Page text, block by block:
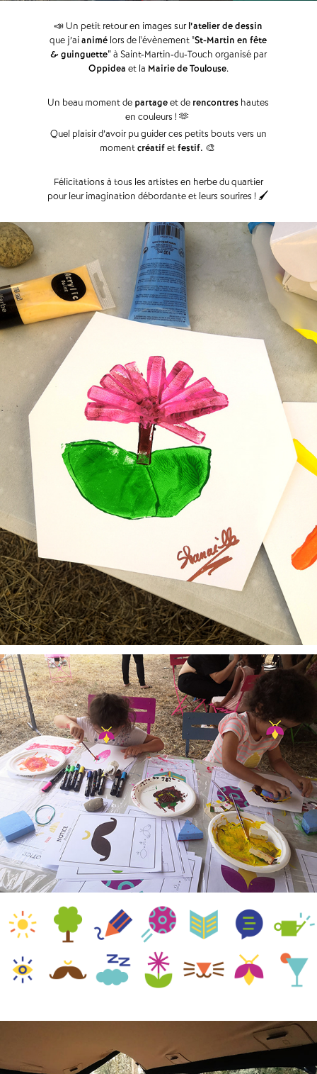
📣 Un petit retour en images surl’atelier de dessin
que j’aianimé lors de l'évènement "St-Martin en fête
& guinguette"à Saint-Martin-du-Touch organisé par
Oppidea et la Mairie de Toulouse.
Un beau moment de partageet de rencontres hautes
en couleurs ! 🫶
Quel plaisir d’avoir pu guider ces petits bouts vers un
momentcréatifetfestif. 🎨
Félicitations à tous les artistes en herbe du quartier
pour leur imagination débordante et leurs sourires ! 🖌